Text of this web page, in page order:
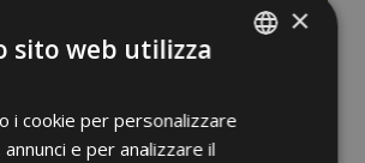
GERMAN
×
sito web utilizza
i cookie per personalizzare
e per analizzare il